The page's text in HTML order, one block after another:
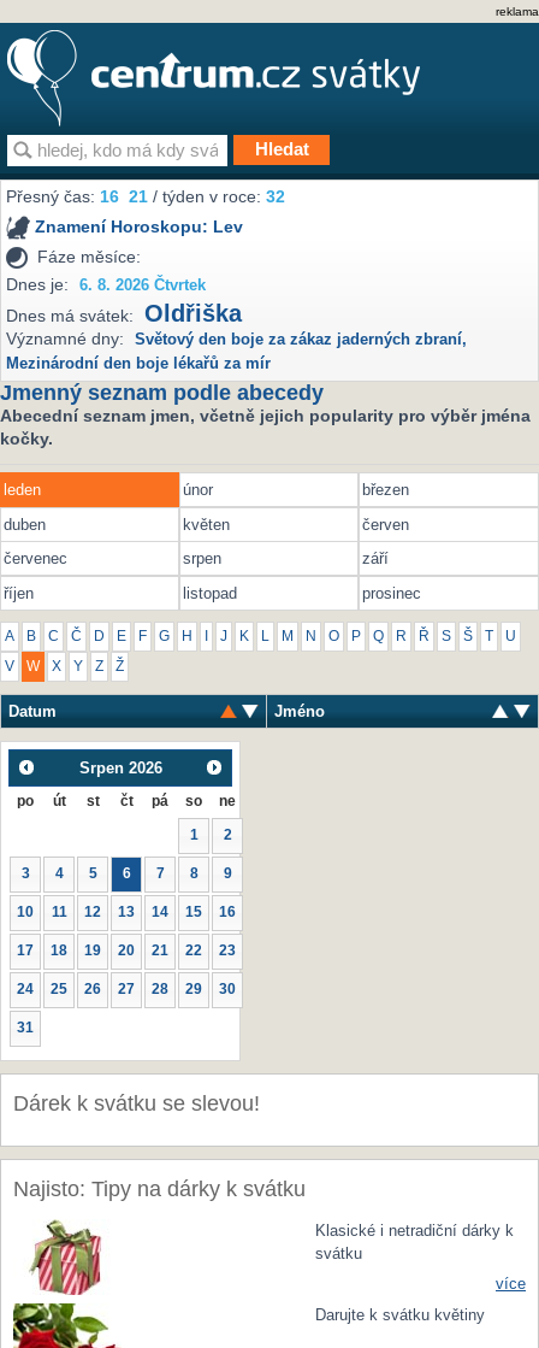
reklama
Přesný čas:16 21 / týden v roce:32
Znamení Horoskopu: Lev
Fáze měsíce:
Dnes je:
6. 8. 2026 Čtvrtek
Dnes má svátek: Oldřiška
Významné dny: Světový den boje za zákaz jaderných zbraní,
Mezinárodní den boje lékařů za mír
Jmenný seznam podle abecedy
Abecední seznam jmen, včetně jejich popularity pro výběr jména
kočky.
leden únor
březen
duben
květen
červen
červenec
srpen
září
říjen
listopad prosinec
A B C Č D E F G H J K L M N O P Q R Ř S Š U
V W X Y Z Ž
Datum Jméno
Srpen 2026
po út st čt pá so ne
1 2
3 4 5 6 7 8 9
10 11 12 13 14 15 16
17 18 19 20 21 22 23
24 25 26 27 28 29 30
31
Dárek k svátku se slevou!
Najisto: Tipy na dárky k svátku
Klasické i netradiční dárky k
svátku
více
Darujte k svátku květiny